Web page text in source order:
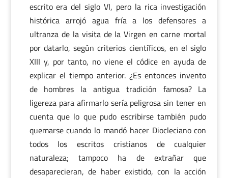
escrito era del siglo VI, pero la rica investigación
histórica arrojó agua fría a los defensores a
ultranza de la visita de la Virgen en carne mortal
por datarlo, según criterios científicos, en el siglo
XIII y, por tanto, no viene el códice en ayuda de
explicar el tiempo anterior. ¿Es entonces invento
de hombres la antigua tradición famosa? La
ligereza para afirmarlo sería peligrosa sin tener en
cuenta que lo que pudo escribirse también pudo
quemarse cuando lo mandó hacer Diocleciano con
todos los escritos cristianos de cualquier
naturaleza; tampoco ha de extrañar que
desaparecieran, de haber existido, con la acción